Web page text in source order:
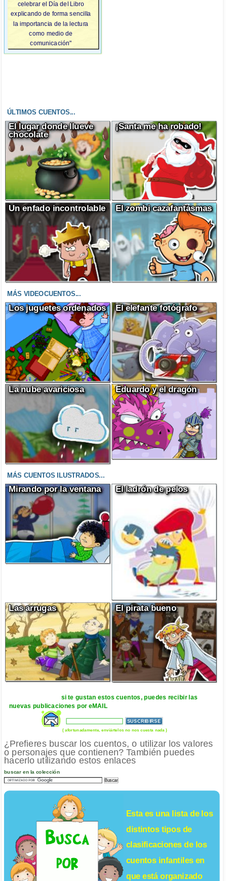
celebrar el Día del Libro
explicando de forma sencilla
la importancia de la lectura
como medio de
comunicación"
ÚLTIMOS CUENTOS...
El lugar donde llueve
chocolate
¡Santa me ha robado!
Un enfado incontrolable El zombi cazafantasmas
MÁS VIDEOCUENTOS...
Los juguetes ordenados El elefante fotógrafo
La nube avariciosa Eduardo y el dragón
MÁS CUENTOS ILUSTRADOS...
Mirando por la ventana El ladrón de pelos
Las arrugas El pirata bueno
si te gustan estos cuentos, puedes recibir las
nuevas publicaciones por eMAIL
( afortunadamente, enviártelos no nos cuesta nada )
¿Prefieres buscar los cuentos, o utilizar los valores
o personajes que contienen? También puedes
hacerlo utilizando estos enlaces
buscar en la colección
Esta es una lista de los
distintos tipos de
clasificaciones de los
cuentos infantilesen
que está organizado